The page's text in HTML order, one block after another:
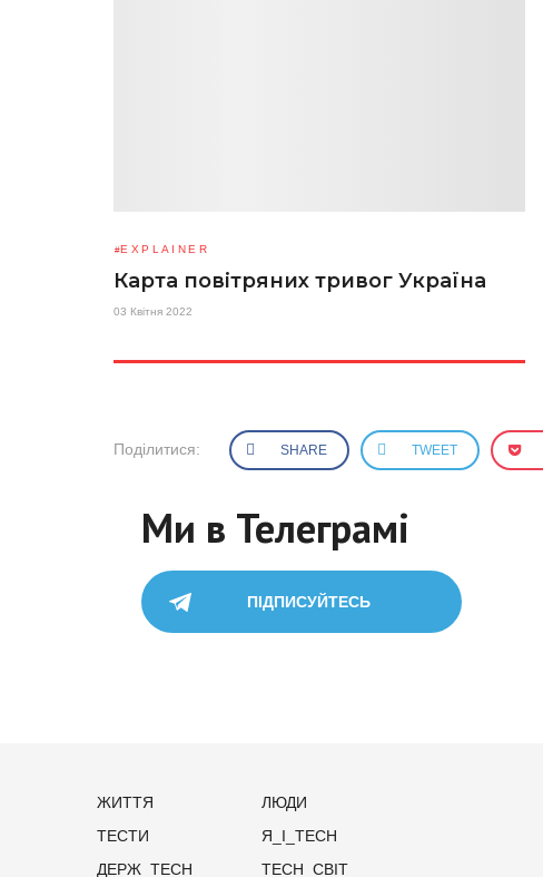
EXPLAINER
Карта повітряних тривог Україна
03 Квітня 2022
Поділитися: SHARE TWEET
Ми в Телеграмі
ПІДПИСУЙТЕСЬ
ЖИТТЯ
ЛЮДИ
ТЕСТИ
Я_І_TECH
ДЕРЖ_TECH
TECH_СВІТ